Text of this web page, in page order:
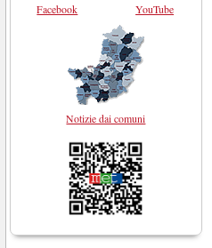
Facebook YouTube
Notizie dai comuni